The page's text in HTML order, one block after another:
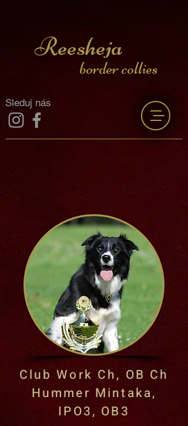
Sleduj nás
Reesheja
border collies
Club Work Ch, OB Ch
Hummer Mintaka,
IPO3, OB3